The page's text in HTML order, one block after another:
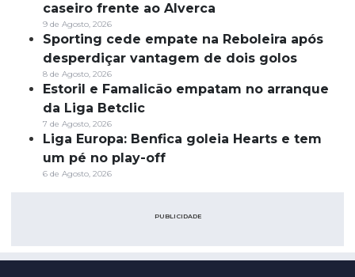
caseiro frente ao Alverca
9 de Agosto, 2026
Sporting cede empate na Reboleira após
desperdiçar vantagem de dois golos
8 de Agosto, 2026
Estoril e Famalicão empatam no arranque
da Liga Betclic
7 de Agosto, 2026
Liga Europa: Benfica goleia Hearts e tem
um pé no play-off
6 de Agosto, 2026
PUBLICIDADE